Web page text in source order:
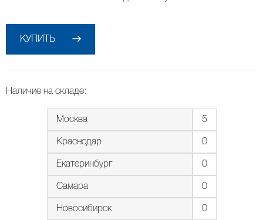
КУПИТЬ
Наличие на складе:
Москва
Краснодар
Екатеринбург
Самара
Новосибирск
5
0
0
0
0